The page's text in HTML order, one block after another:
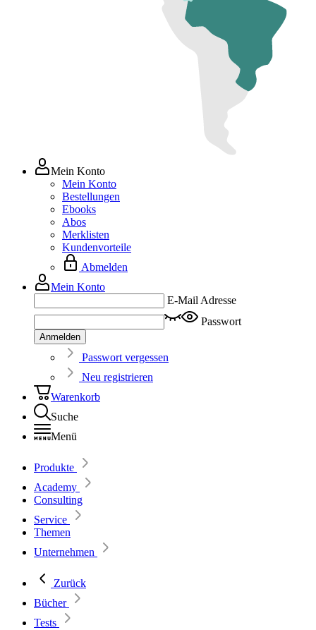
Mein Konto
Mein Konto
Bestellungen
Ebooks
Abos
Merklisten
Kundenvorteile
Abmelden
Mein Konto
E-Mail Adresse
Passwort
Anmelden
Passwort vergessen
Neu registrieren
Warenkorb
Suche
Menü
Produkte
Academy
Consulting
Service
Themen
Unternehmen
Zurück
Bücher
Tests